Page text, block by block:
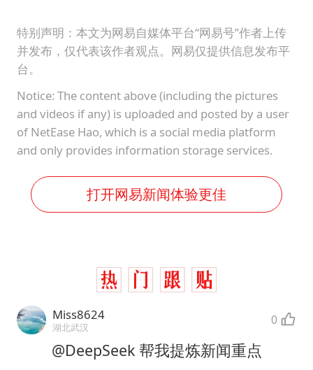
特别声明：本文为网易自媒体平台“网易号”作者上传
并发布，仅代表该作者观点。网易仅提供信息发布平
台。
Notice: The content above (including the pictures
and videos if any) is uploaded and posted by a user
of NetEase Hao, which is a social media platform
and only provides information storage services.
打开网易新闻体验更佳
Miss8624
湖北武汉 0
@DeepSeek 帮我提炼新闻重点